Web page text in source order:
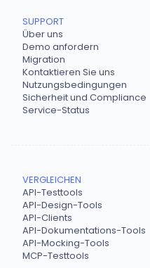
SUPPORT
Über uns
Demo anfordern
Migration
Kontaktieren Sie uns
Nutzungsbedingungen
Sicherheit und Compliance
Service-Status
VERGLEICHEN
API-Testtools
API-Design-Tools
API-Clients
API-Dokumentations-Tools
API-Mocking-Tools
MCP-Testtools